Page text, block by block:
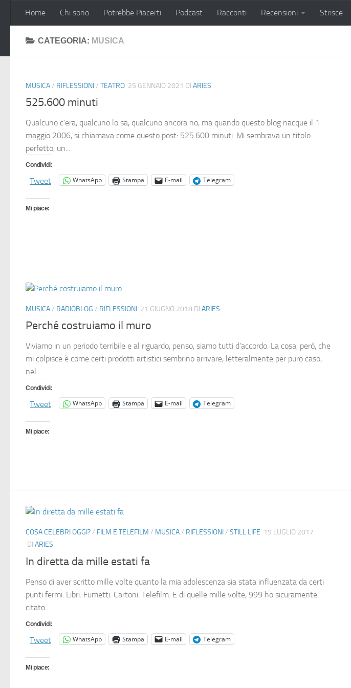
Salta al contenuto
Home Chi sono Potrebbe Piacerti Podcast Racconti Recensioni Strisce
CATEGORIA: MUSICA
MUSICA/ RIFLESSIONI/ TEATRO 25 GENNAIO 2021 DI ARIES
525.600 minuti
Qualcuno c’era, qualcuno lo sa, qualcuno ancora no, ma quando questo blog nacque il 1
maggio 2006, si chiamava come questo post: 525.600 minuti. Mi sembrava un titolo
perfetto, un...
Condividi:
Tweet WhatsApp Stampa E-mail Telegram
Mi piace:
MUSICA/ RADIOBLOG / RIFLESSIONI 21 GIUGNO 2018 DI ARIES
Perché costruiamo il muro
Viviamo in un periodo terribile e al riguardo, penso, siamo tutti d’accordo. La cosa, però, che
mi colpisce è come certi prodotti artistici sembrino arrivare, letteralmente per puro caso,
nel...
Condividi:
Tweet WhatsApp Stampa E-mail Telegram
Mi piace:
COSA CELEBRI OGGI?/ FILM E TELEFILM / MUSICA/ RIFLESSIONI/ STILL LIFE 19 LUGLIO 2017
DI ARIES
In diretta da mille estati fa
Penso di aver scritto mille volte quanto la mia adolescenza sia stata influenzata da certi
punti fermi. Libri. Fumetti. Cartoni. Telefilm. E di quelle mille volte, 999 ho sicuramente
citato...
Condividi:
Tweet WhatsApp Stampa E-mail Telegram
Mi piace: